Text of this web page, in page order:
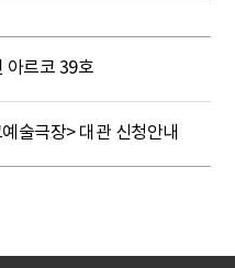
아르코 39호
술극장> 대관 신청안내